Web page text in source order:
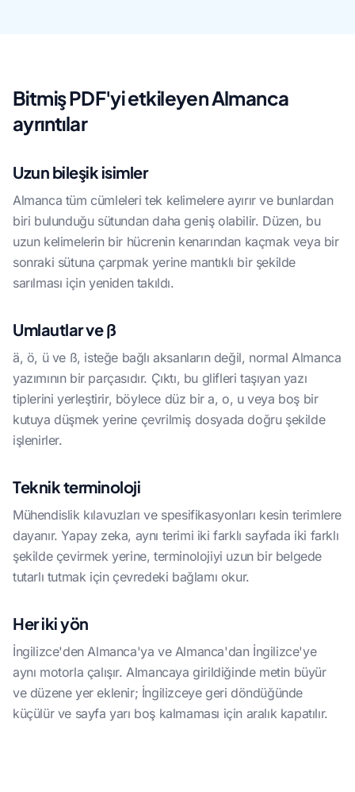
Bitmiş PDF'yi etkileyen Almanca
ayrıntılar
Uzun bileşik isimler
Almanca tüm cümleleri tek kelimelere ayırır ve bunlardan
biri bulunduğu sütundan daha geniş olabilir. Düzen, bu
uzun kelimelerin bir hücrenin kenarından kaçmak veya bir
sonraki sütuna çarpmak yerine mantıklı bir şekilde
sarılması için yeniden takıldı.
Umlautlar ve ß
ä, ö, ü ve ß, isteğe bağlı aksanların değil, normal Almanca
yazımının bir parçasıdır. Çıktı, bu glifleri taşıyan yazı
tiplerini yerleştirir, böylece düz bir a, o, u veya boş bir
kutuya düşmek yerine çevrilmiş dosyada doğru şekilde
işlenirler.
Teknik terminoloji
Mühendislik kılavuzları ve spesifikasyonları kesin terimlere
dayanır. Yapay zeka, aynı terimi iki farklı sayfada iki farklı
şekilde çevirmek yerine, terminolojiyi uzun bir belgede
tutarlı tutmak için çevredeki bağlamı okur.
Her iki yön
İngilizce'den Almanca'ya ve Almanca'dan İngilizce'ye
aynı motorla çalışır. Almancaya girildiğinde metin büyür
ve düzene yer eklenir; İngilizceye geri döndüğünde
küçülür ve sayfa yarı boş kalmaması için aralık kapatılır.